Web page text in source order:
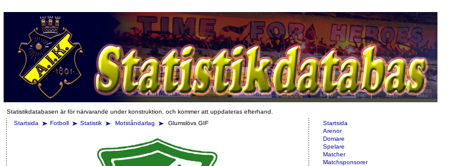
Statistikdatabasen är för närvarande under konstruktion, och kommer att uppdateras efterhand.
Startsida
Fotboll Statistik Motståndarlag Glumslövs GIF
Startsida
Arenor
Domare
Spelare
Matcher
Matchsponsorer